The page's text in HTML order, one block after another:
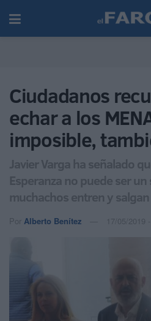
Ciudadanos
echar a los
imposible,
Javier Varga ha señalado
Esperanza no puede ser
muchachos entren y
Por Alberto Benítez 17/05/2019 -